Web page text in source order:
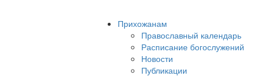
Прихожанам
Православный календарь
Расписание богослужений
Новости
Публикации